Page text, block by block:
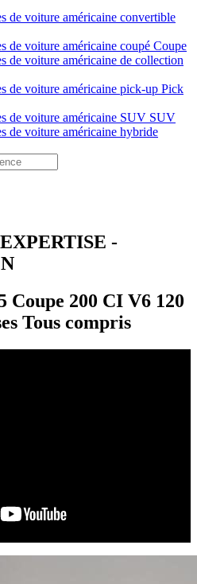
Coupe
Pick
SUV
-
Coupe 200 CI V6 120
Tous compris